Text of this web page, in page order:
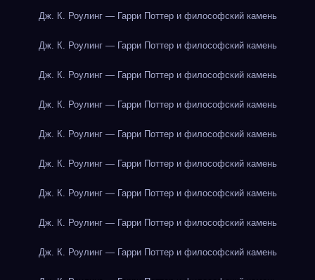
Дж. К. Роулинг — Гарри Поттер и философский камень
Дж. К. Роулинг — Гарри Поттер и философский камень
Дж. К. Роулинг — Гарри Поттер и философский камень
Дж. К. Роулинг — Гарри Поттер и философский камень
Дж. К. Роулинг — Гарри Поттер и философский камень
Дж. К. Роулинг — Гарри Поттер и философский камень
Дж. К. Роулинг — Гарри Поттер и философский камень
Дж. К. Роулинг — Гарри Поттер и философский камень
Дж. К. Роулинг — Гарри Поттер и философский камень